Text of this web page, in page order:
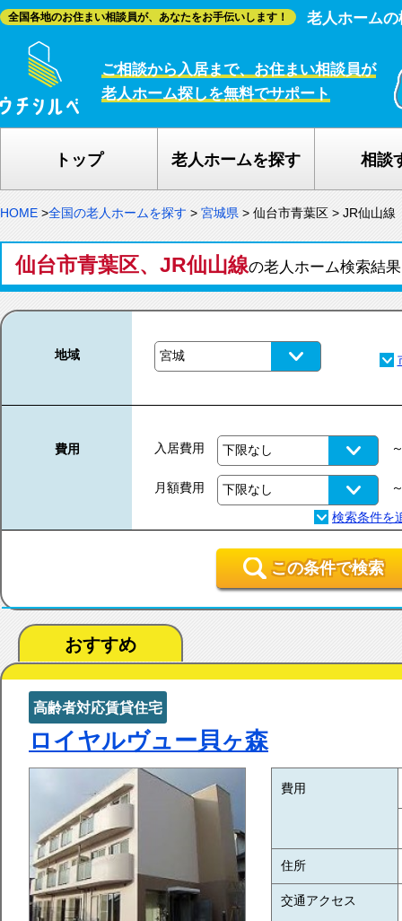
全国各地のお住まい相談員が、あなたをお手伝いします！ 老人ホーム
ご相談から入居まで、お住まい相談員が
老人ホーム探しを無料でサポート
トップ 老人ホームを探す 相談
HOME >全国の老人ホームを探す > 宮城県 > 仙台市青葉区 > JR仙山線
仙台市青葉区、JR仙山線の老人ホーム検索結
地域
費用 入居費用
月額費用
この条件で検索
おすすめ
高齢者対応賃貸住宅
ロイヤルヴュー貝ヶ森
費用
住所
交通アクセス